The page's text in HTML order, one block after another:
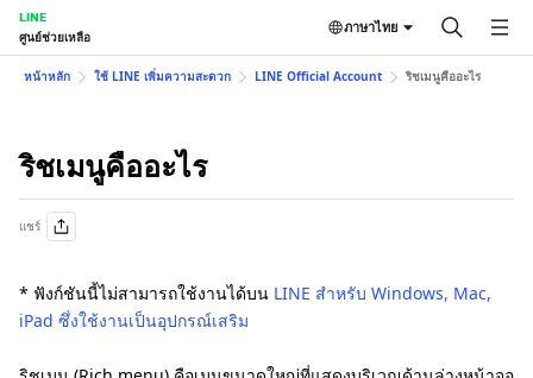
LINE
ศูนย์ช่วยเหลือ
ภาษาไทย
หน้าหลัก ใช้ LINE เพิ่มความสะดวก LINE Official Account ริชเมนูคืออะไร
ริชเมนูคืออะไร
แชร์
* ฟังก์ชันนี้ไม่สามารถใช้งานได้บน LINE สำหรับ Windows, Mac,
iPad ซึ่งใช้งานเป็นอุปกรณ์เสริม